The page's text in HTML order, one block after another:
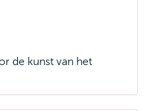
de kunst van het